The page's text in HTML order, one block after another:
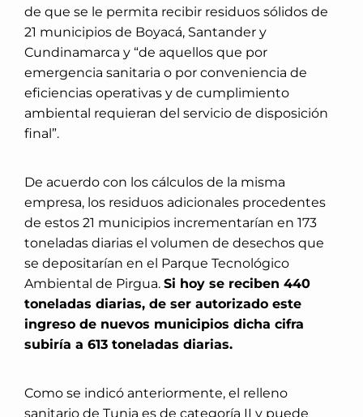
de que se le permita recibir residuos sólidos de
21 municipios de Boyacá, Santander y
Cundinamarca y “de aquellos que por
emergencia sanitaria o por conveniencia de
eficiencias operativas y de cumplimiento
ambiental requieran del servicio de disposición
final”.
De acuerdo con los cálculos de la misma
empresa, los residuos adicionales procedentes
de estos 21 municipios incrementarían en 173
toneladas diarias el volumen de desechos que
se depositarían en el Parque Tecnológico
Ambiental de Pirgua. Si hoy se reciben 440
toneladas diarias, de ser autorizado este
ingreso de nuevos municipios dicha cifra
subiría a 613 toneladas diarias.
Como se indicó anteriormente, el relleno
sanitario de Tunja es de categoría II y puede